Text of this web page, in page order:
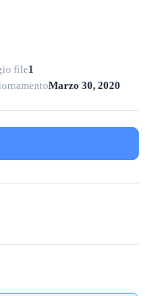
file1
Marzo 30, 2020